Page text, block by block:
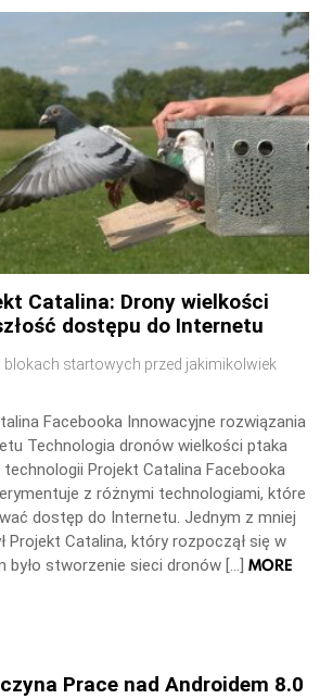
Catalina: Drony wielkości
dostępu do Internetu
blokach startowych przed jakimikolwiek
Facebooka Innowacyjne rozwiązania
Technologia dronów wielkości ptaka
Projekt Catalina Facebooka
z różnymi technologiami, które
dostęp do Internetu. Jednym z mniej
Projekt Catalina, który rozpoczął się w
było stworzenie sieci dronów […] MORE
Prace nad Androidem 8.0